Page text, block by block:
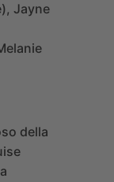
Jayne
della